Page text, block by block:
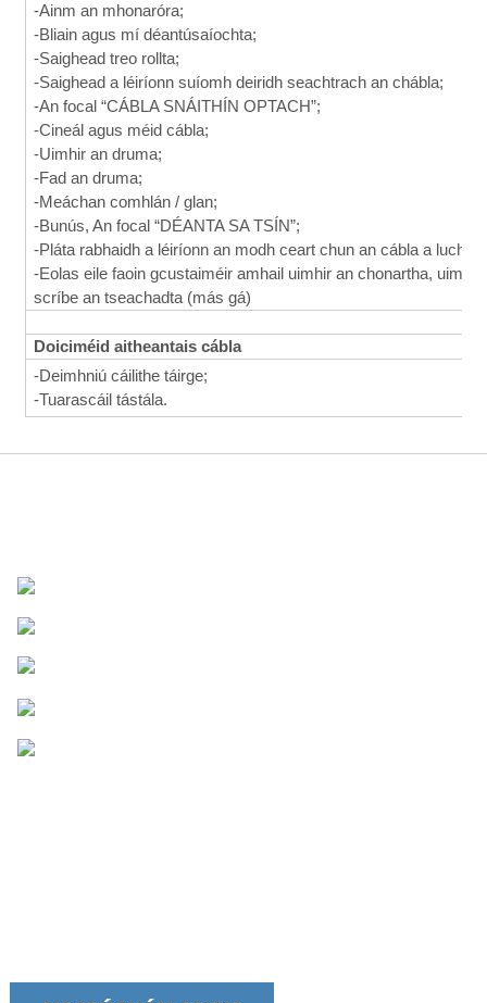
-Ainm an mhonaróra;
-Bliain agus mí déantúsaíochta;
-Saighead treo rollta;
-Saighead a léiríonn suíomh deiridh seachtrach an chábla;
-An focal “CÁBLA SNÁITHÍN OPTACH”;
-Cineál agus méid cábla;
-Uimhir an druma;
-Fad an druma;
-Meáchan comhlán / glan;
-Bunús, An focal “DÉANTA SA TSÍN”;
-Pláta rabhaidh a léiríonn an modh ceart chun an cábla a
-Eolas eile faoin gcustaiméir amhail uimhir an chonartha,
scríbe an tseachadta (más gá)
Doiciméid aitheantais cábla
-Deimhniú cáilithe táirge;
-Tuarascáil tástála.